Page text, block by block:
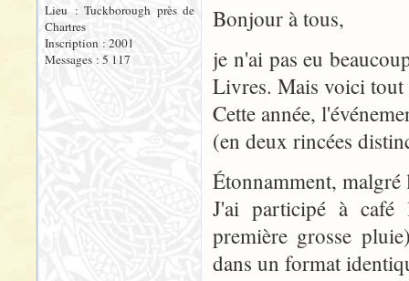
Lieu : Tuckborough près de
Chartres
Inscription : 2001
Messages : 5 117
Bonjour à tous,
je n'ai pas eu
Livres. Mais voici tout
Cette année,
(en deux rincées
Étonnamment, malgré
J'ai participé à café
première grosse
dans un format